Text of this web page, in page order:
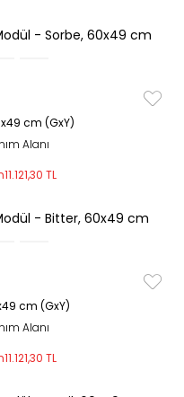
cm (GxY)
Alanı
11.121,30 TL
cm (GxY)
Alanı
11.121,30 TL